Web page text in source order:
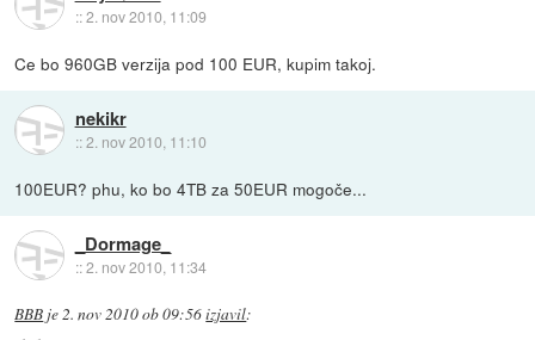
::2. nov 2010, 11:09
Ce bo 960GB verzija pod 100 EUR, kupim takoj.
nekikr
::2. nov 2010, 11:10
100EUR? phu, ko bo 4TB za 50EUR mogoče...
_Dormage_
::2. nov 2010, 11:34
BBB je2. nov 2010 ob 09:56izjavil: